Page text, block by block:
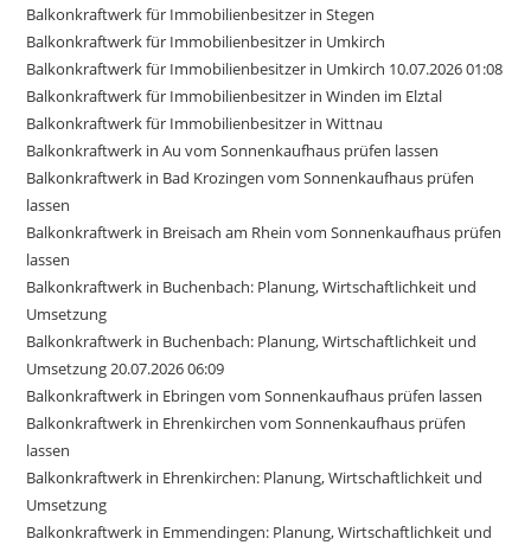
Balkonkraftwerk für Immobilienbesitzer in Stegen
Balkonkraftwerk für Immobilienbesitzer in Umkirch
Balkonkraftwerk für Immobilienbesitzer in Umkirch 10.07.2026 01:08
Balkonkraftwerk für Immobilienbesitzer in Winden im Elztal
Balkonkraftwerk für Immobilienbesitzer in Wittnau
Balkonkraftwerk in Au vom Sonnenkaufhaus prüfen lassen
Balkonkraftwerk in Bad Krozingen vom Sonnenkaufhaus prüfen
lassen
Balkonkraftwerk in Breisach am Rhein vom Sonnenkaufhaus prüfen
lassen
Balkonkraftwerk in Buchenbach: Planung, Wirtschaftlichkeit und
Umsetzung
Balkonkraftwerk in Buchenbach: Planung, Wirtschaftlichkeit und
Umsetzung 20.07.2026 06:09
Balkonkraftwerk in Ebringen vom Sonnenkaufhaus prüfen lassen
Balkonkraftwerk in Ehrenkirchen vom Sonnenkaufhaus prüfen
lassen
Balkonkraftwerk in Ehrenkirchen: Planung, Wirtschaftlichkeit und
Umsetzung
Balkonkraftwerk in Emmendingen: Planung, Wirtschaftlichkeit und